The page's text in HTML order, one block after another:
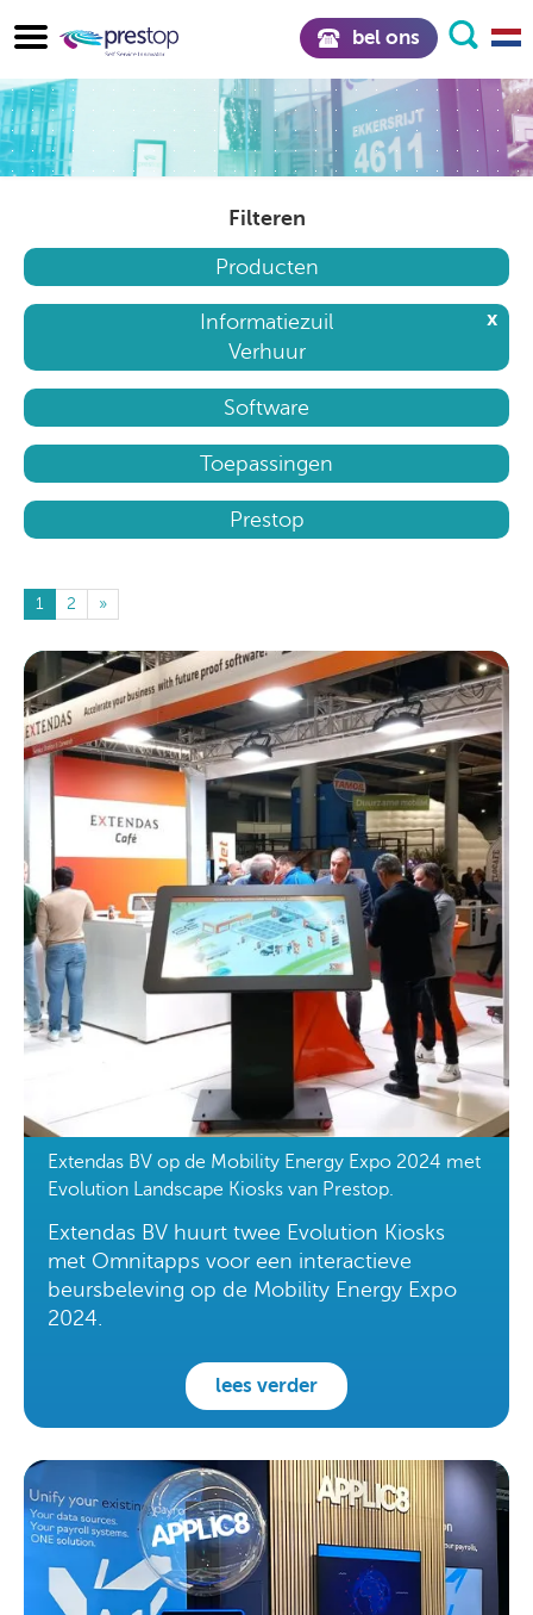
bel ons
Filteren
Producten
Informatiezuil
x
Verhuur
Software
Toepassingen
Prestop
1 2 »
Extendas BV op de Mobility Energy Expo 2024 met
Evolution Landscape Kiosks van Prestop.
Extendas BV huurt twee Evolution Kiosks
met Omnitapps voor een interactieve
beursbeleving op de Mobility Energy Expo
2024.
lees verder